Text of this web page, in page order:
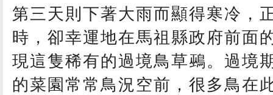
第三天則下著大雨而顯得寒冷，
時，卻幸運地在馬祖縣政府前面
現這隻稀有的過境鳥草鵐。過境
的菜園常常鳥況空前，很多鳥在